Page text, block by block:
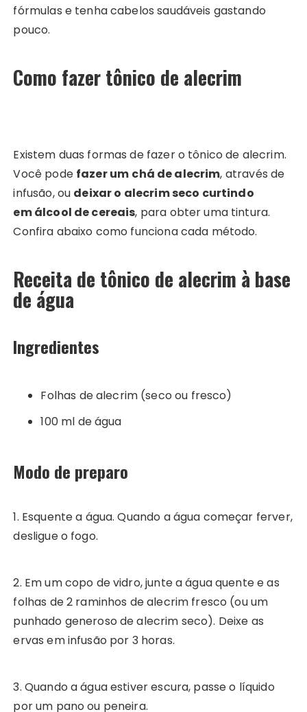
fórmulas e tenha cabelos saudáveis gastando
pouco.
Como fazer tônico de alecrim
Existem duas formas de fazer o tônico de alecrim.
Você pode fazer um chá de alecrim, através de
infusão, ou deixar o alecrim seco curtindo
em álcool de cereais, para obter uma tintura.
Confira abaixo como funciona cada método.
Receita de tônico de alecrim à base
de água
Ingredientes
Folhas de alecrim (seco ou fresco)
100 ml de água
Modo de preparo
1. Esquente a água. Quando a água começar ferver,
desligue o fogo.
2. Em um copo de vidro, junte a água quente e as
folhas de 2 raminhos de alecrim fresco (ou um
punhado generoso de alecrim seco). Deixe as
ervas em infusão por 3 horas.
3. Quando a água estiver escura, passe o líquido
por um pano ou peneira.